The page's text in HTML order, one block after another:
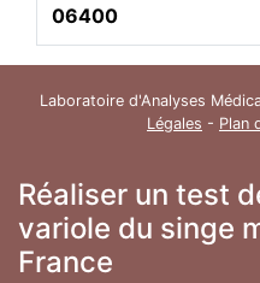
06400
Laboratoire d'Analyses
Légales - Plan
Réaliser un test
variole du singe
France